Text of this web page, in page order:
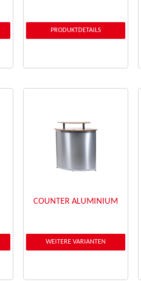
PRODUKTDETAILS
COUNTER ALUMINIUM
WEITERE VARIANTEN